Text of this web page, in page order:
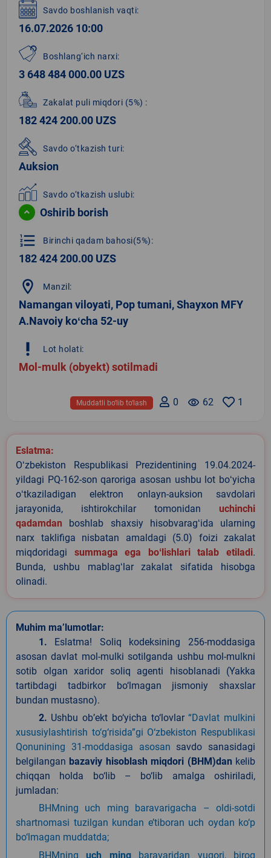
Savdo boshlanish vaqti:
16.07.2026 10:00
Boshlang‘ich narxi:
3 648 484 000.00 UZS
Zakalat puli miqdori (5%) :
182 424 200.00 UZS
Savdo o‘tkazish turi:
Auksion
Savdo o‘tkazish uslubi:
Oshirib borish
format_list_numbered Birinchi qadam bahosi(5%):
182 424 200.00 UZS
location_on Manzil:
Namangan viloyati, Pop tumani, Shayxon MFY
A.Navoiy koʻcha 52-uy
priority_high Lot holati:
Mol-mulk (obyekt) sotilmadi
1
remove_red_eye 62
0
Muddatli bo‘lib to‘lash
Eslatma:
Oʻzbekiston Respublikasi Prezidentining 19.04.2024-
yildagi PQ-162-son qaroriga asosan ushbu lot boʻyicha
oʻtkaziladigan elektron onlayn-auksion savdolari
jarayonida, ishtirokchilar tomonidan uchinchi
qadamdan boshlab shaxsiy hisobvaragʻida ularning
narx taklifiga nisbatan amaldagi (5.0) foizi zakalat
miqdoridagi summaga ega boʻlishlari talab etiladi.
Bunda, ushbu mablagʻlar zakalat sifatida hisobga
olinadi.
Muhim ma’lumotlar:
1.
Eslatma! Soliq kodeksining 256-moddasiga
asosan davlat mol-mulki sotilganda ushbu mol-mulkni
sotib olgan xaridor soliq agenti hisoblanadi (Yakka
tartibdagi tadbirkor bo‘lmagan jismoniy shaxslar
bundan mustasno).
2. Ushbu ob’ekt bo‘yicha to‘lovlar“Davlat mulkini
xususiylashtirish to‘g‘risida”gi O‘zbekiston Respublikasi
Qonunining 31-moddasiga asosan savdo sanasidagi
belgilangan bazaviy hisoblash miqdori (BHM)dan kelib
chiqqan holda
bo‘lib– bo‘lib amalga oshiriladi,
jumladan:
BHMning uch ming baravarigacha – oldi-sotdi
shartnomasi tuzilgan kundan e’tiboran uch oydan ko‘p
bo‘lmagan muddatda;
BHMninguch mingbaravaridan yuqori, biroq